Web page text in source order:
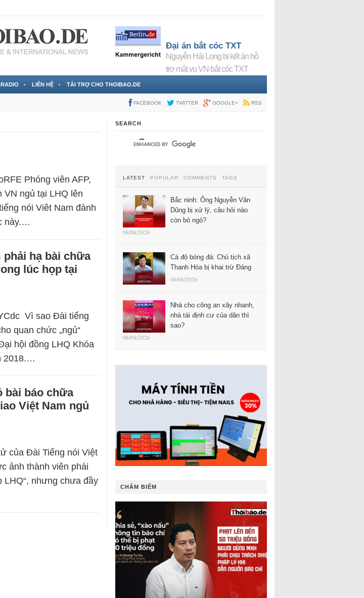
Đại án bắt cóc TXT
Nguyễn Hải Long bị kết án hỗ
trợ mật vụ VN bắt cóc TXT
LIÊN HỆ TÀI TRỢ CHO THOIBAO.DE
FACEBOOK TWITTER GOOGLE+ RSS
Phóng viên AFP,
ngủ tại LHQ lên
nói Viêt Nam đành
này.…
hạ bài chữa
lúc họp tại
Vì sao Đài tiếng
quan chức „ngủ“
hội đồng LHQ Khóa
2018.…
bài báo chữa
Việt Nam ngủ
của Đài Tiếng nói Việt
ảnh thành viên phái
LHQ“, nhưng chưa đầy
SEARCH
LATEST POPULAR COMMENTS TAGS
Bắc ninh: Ông Nguyễn Văn
Dũng bị xử lý, câu hỏi nào
còn bỏ ngỏ?
08/08/2026
Cá độ bóng đá: Chủ tịch xã
Thanh Hóa bị khai trừ Đảng
08/08/2026
Nhà cho công an xây nhanh,
nhà tái định cư của dân thì
sao?
08/08/2026
CHÂM BIẾM